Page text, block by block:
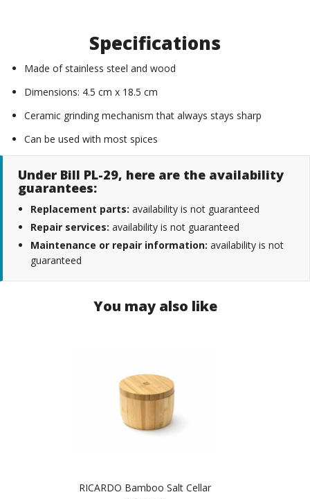
Specifications
Made of stainless steel and wood
Dimensions: 4.5 cm x 18.5 cm
Ceramic grinding mechanism that always stays sharp
Can be used with most spices
Under Bill PL-29, here are the availability
guarantees:
Replacement parts: availability is not guaranteed
Repair services: availability is not guaranteed
Maintenance or repair information: availability is not
guaranteed
You may also like
RICARDO Bamboo Salt Cellar